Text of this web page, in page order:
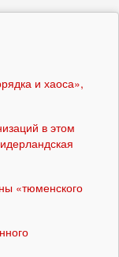
и хаоса»,
в этом
«тюменского